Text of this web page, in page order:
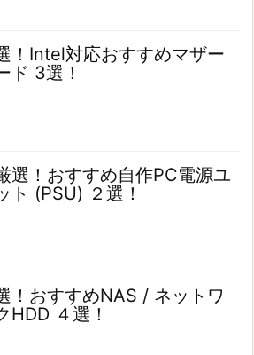
！Intel対応おすすめマザー
ド 3選！
選！おすすめ自作PC電源ユ
ト (PSU) ２選！
！おすすめNAS / ネットワ
HDD ４選！